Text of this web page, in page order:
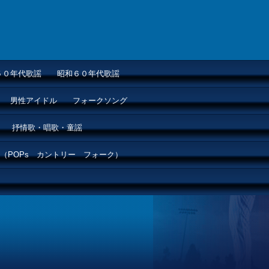
０年代歌謡 昭和６０年代歌謡
男性アイドル フォークソング
抒情歌・唱歌・童謡
POPs カントリー フォーク）